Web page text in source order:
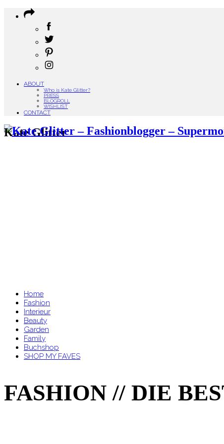
ABOUT
Who is Kate Glitter?
PRESS
BLOGROLL
WISHLIST
CONTACT
Kate Glitter
Home
Fashion
Interieur
Beauty
Garden
Family
Buchshop
SHOP MY FAVES
FASHION // DIE